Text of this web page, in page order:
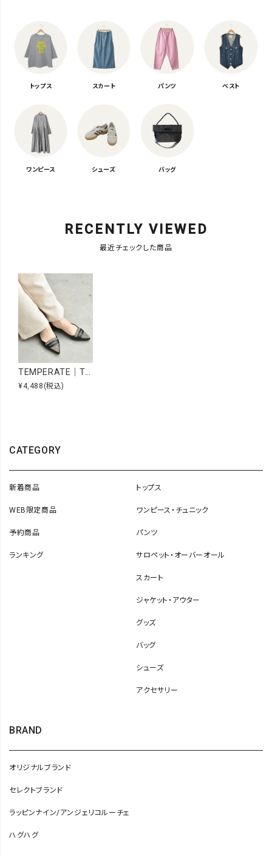
トップス スカート パンツ ベスト
ワンピース シューズ バッグ
RECENTLY VIEWED
最近チェックした商品
TEMPERATE｜TAMARA RAFFIA [[TAMARA RAFFIA]][C]
¥4,488 (税込)
CATEGORY
新着商品
WEB限定商品
予約商品
ランキング
トップス
ワンピース・チュニック
パンツ
サロペット・オーバーオール
スカート
ジャケット・アウター
グッズ
バッグ
シューズ
アクセサリー
BRAND
オリジナルブランド
セレクトブランド
ラッピンナイン/アンジェリコルーチェ
ハグハグ